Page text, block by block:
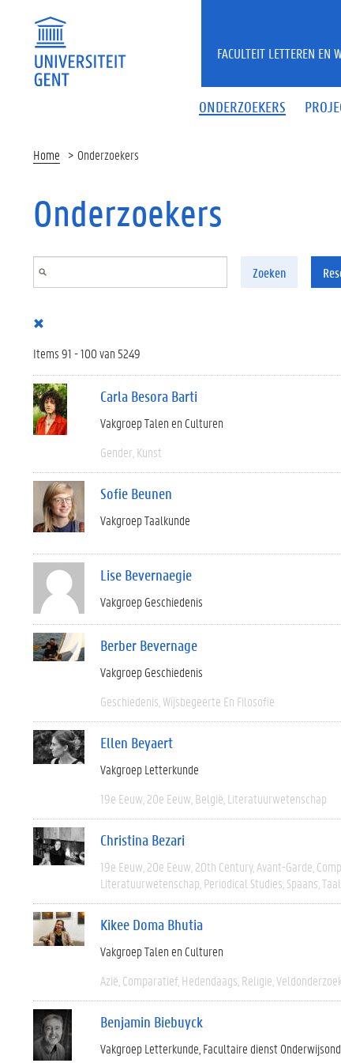
ONDERZOEKERS
FACULTEIT LETTEREN EN
Home Onderzoekers
Onderzoekers
Zoeken
Items 91 - 100 van 5249
Carla Besora Barti
Vakgroep Talen en Culturen
Gender Kunst
Sofie Beunen
Vakgroep Taalkunde
Lise Bevernaegie
Vakgroep Geschiedenis
Berber Bevernage
Vakgroep Geschiedenis
Geschiedenis Wijsbegeerte En Filosofie
Ellen Beyaert
Vakgroep Letterkunde
19e Eeuw 20e Eeuw België Literatuurwetenschap
Christina Bezari
19e Eeuw 20e Eeuw 20th Century Avant-Garde
Literatuurwetenschap Periodical Studies Spaans
Kikee Doma Bhutia
Vakgroep Talen en Culturen
Azië Comparatief Hedendaags Religie
Benjamin Biebuyck
Vakgroep Letterkunde Facultaire dienst